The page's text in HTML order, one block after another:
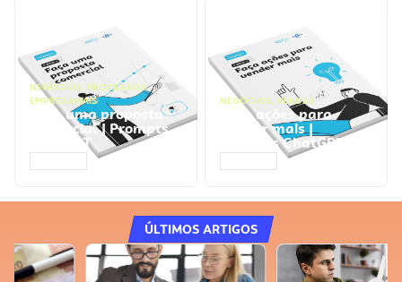
NEGÓCIOS, PROCESSOS
EMPRESARIAIS
Faça uma proposta
comercial | Prompts
ChatGPT
NEGÓCIOS, VENDAS
Faça ações para
vender mais |
Prompts ChatGPT
ÚLTIMOS ARTIGOS